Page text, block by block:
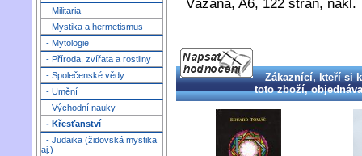
- Militaria
- Mystika a hermetismus
- Mytologie
- Příroda, zvířata a rostliny
- Společenské vědy
- Umění
- Východní nauky
- Křesťanství
- Judaika (židovská mystika
aj.)
Vázaná, A6, 122 stran,
Zákaznící, kteří si
toto zboží,